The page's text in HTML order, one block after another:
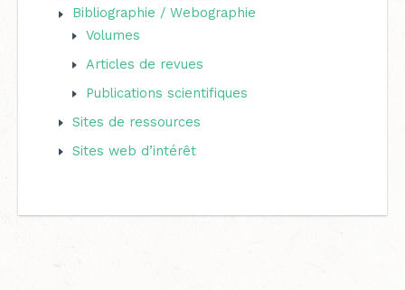
Bibliographie / Webographie
Volumes
Articles de revues
Publications scientifiques
Sites de ressources
Sites web d’intérêt